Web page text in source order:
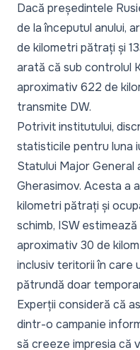
Dacă președintele
de la începutul anului,
de kilometri pătrați și
arată că sub controlul
aproximativ 622 de
transmite DW.
Potrivit institutului,
statisticile pentru luna
Statului Major General
Gherasimov. Acesta a
kilometri pătrați și
schimb, ISW
aproximativ 30 de
inclusiv teritorii în care
pătrundă doar
Experții consideră că
dintr-o campanie
să creeze impresia că